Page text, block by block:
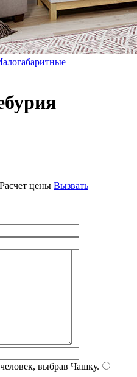
Расчет цены Вызвать
выбрав Чашку.